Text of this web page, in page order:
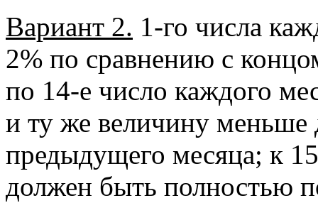
Вариант 2. 1-го числа
2% по сравнению с
по 14-е число каждого
и ту же величину меньше
предыдущего месяца; к
должен быть полностью